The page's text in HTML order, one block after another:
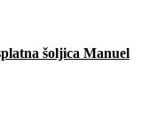
šoljica Manuel